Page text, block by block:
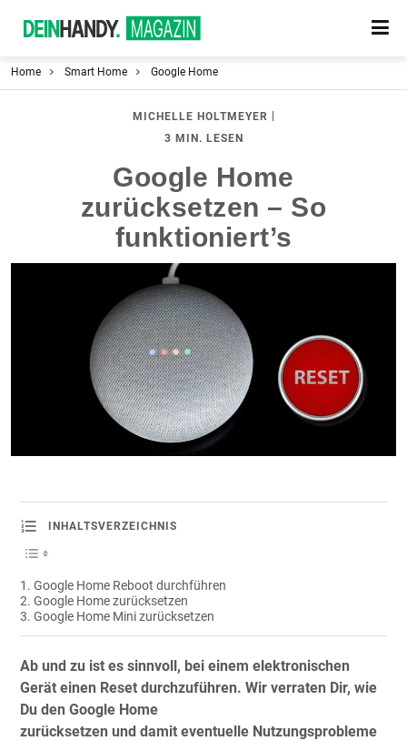
Home Smart Home Google Home
MICHELLE HOLTMEYER
3 MIN. LESEN
Google Home
zurücksetzen – So
funktioniert’s
INHALTSVERZEICHNIS
Google Home Reboot durchführen
Google Home zurücksetzen
Google Home Mini zurücksetzen
Ab und zu ist es sinnvoll, bei einem elektronischen
Gerät einen Reset durchzuführen. Wir verraten Dir, wie
Du den Google Home
zurücksetzen und damit eventuelle Nutzungsprobleme